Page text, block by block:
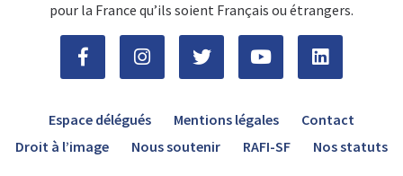
pour la France qu’ils soient Français ou étrangers.
Espace délégués Mentions légales
Contact
Droit à l’image
Nous soutenir RAFI-SF Nos statuts